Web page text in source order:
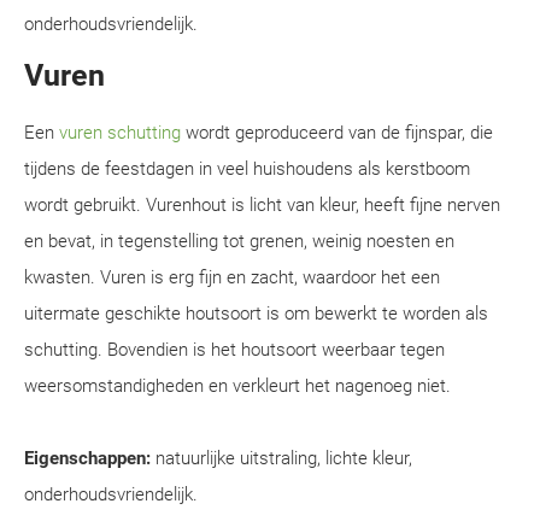
onderhoudsvriendelijk.
Vuren
Een vuren schutting wordt geproduceerd van de fijnspar, die
tijdens de feestdagen in veel huishoudens als kerstboom
wordt gebruikt. Vurenhout is licht van kleur, heeft fijne nerven
en bevat, in tegenstelling tot grenen, weinig noesten en
kwasten. Vuren is erg fijn en zacht, waardoor het een
uitermate geschikte houtsoort is om bewerkt te worden als
schutting. Bovendien is het houtsoort weerbaar tegen
weersomstandigheden en verkleurt het nagenoeg niet.
Eigenschappen: natuurlijke uitstraling, lichte kleur,
onderhoudsvriendelijk.